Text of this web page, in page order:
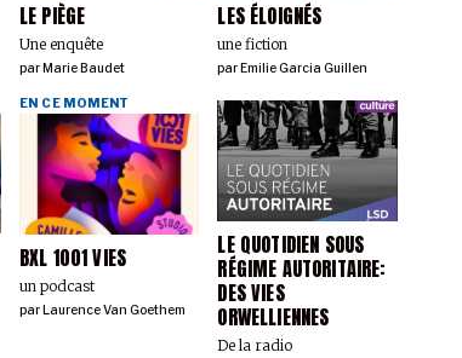
LE PIÈGE
Une enquête
par Marie Baudet
LES ÉLOIGNÉS
une fiction
par Emilie Garcia Guillen
BXL 1001 VIES
un podcast
EN CE MOMENT
par Laurence Van Goethem
LE QUOTIDIEN SOUS
RÉGIME AUTORITAIRE:
DES VIES
ORWELLIENNES
De la radio